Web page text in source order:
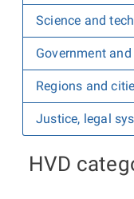
Science and
Government
Regions and
Justice, legal
HVD